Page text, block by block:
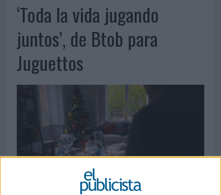
‘Toda la vida jugando
juntos’, de Btob para
Juguettos
21 DE NOVIEMBRE DE 2019